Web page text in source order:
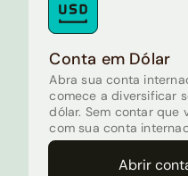
Conta em Dólar
Abra sua conta
comece a diversificar
dólar. Sem contar que
com sua conta
Abrir